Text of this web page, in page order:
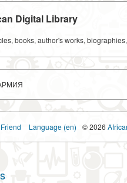
Digital Library
books, author's works,
Language (en) © 2026